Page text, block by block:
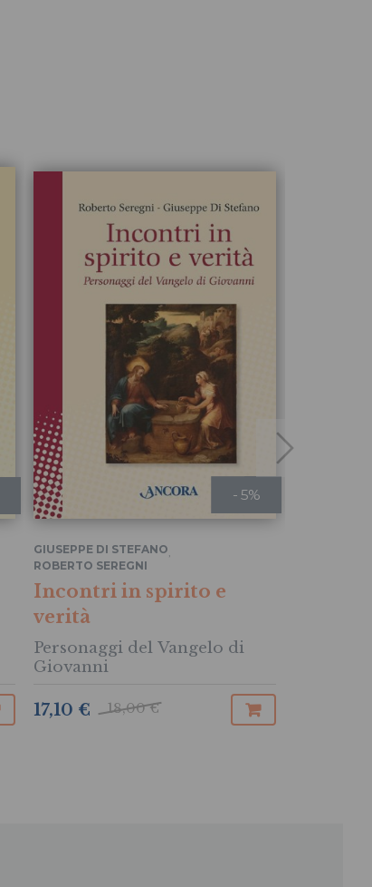
- 5%
GIUSEPPE DI STEFANO,
ROBERTO SEREGNI
Incontri in spirito e
verità
Personaggi del Vangelo di
Giovanni
18,00 €
17,10 €